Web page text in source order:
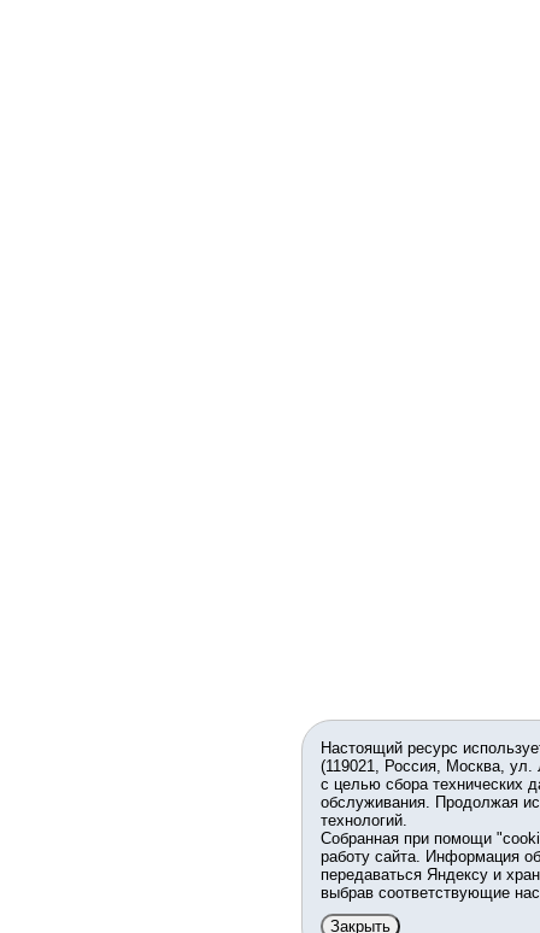
Настоящий ресурс
(119021, Россия, Москва,
с целью сбора технических
обслуживания. Продолжая
технологий.
Собранная при помощи
работу сайта. Информация
передаваться Яндексу и
выбрав соответствующие
Закрыть